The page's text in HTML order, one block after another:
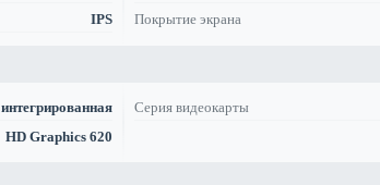
IPS Покрытие экрана
интегрированная Серия видеокарты
HD Graphics 620